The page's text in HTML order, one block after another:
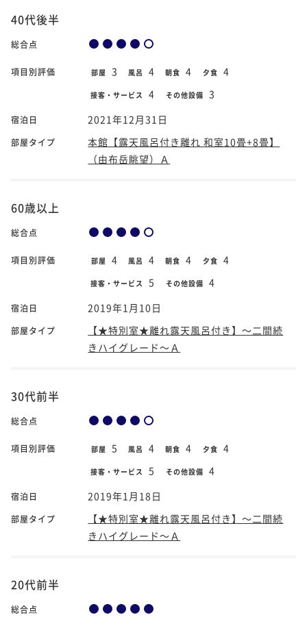
40代後半
総合点
項目別評価 部屋 3 風呂 4 朝食 4 夕食 4
接客・サービス 4 その他設備 3
宿泊日 2021年12月31日
部屋タイプ
本館【露天風呂付き離れ 和室10畳+8畳】
（由布岳眺望）Ａ
60歳以上
総合点
項目別評価 部屋 4 風呂 4 朝食 4 夕食 4
接客・サービス 5 その他設備 4
宿泊日 2019年1月10日
部屋タイプ
【★特別室★離れ露天風呂付き】～二間続
きハイグレード～Ａ
30代前半
総合点
項目別評価 部屋 5 風呂 4 朝食 4 夕食 4
接客・サービス 5 その他設備 4
宿泊日 2019年1月18日
部屋タイプ
【★特別室★離れ露天風呂付き】～二間続
きハイグレード～Ａ
20代前半
総合点